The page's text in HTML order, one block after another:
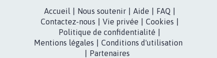
Accueil Nous soutenir Aide FAQ
Contactez-nous
Vie privée Cookies
Politique de confidentialité
Mentions légales
Conditions d'utilisation
Partenaires